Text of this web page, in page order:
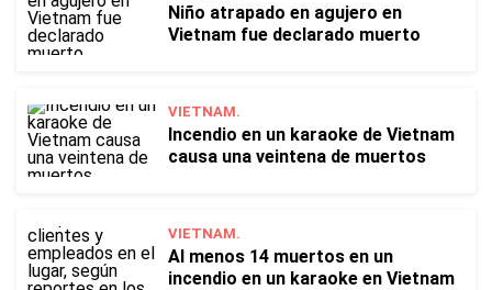
Niño atrapado en agujero en
Vietnam fue declarado muerto
VIETNAM.
Incendio en un karaoke de Vietnam
causa una veintena de muertos
VIETNAM.
Al menos 14 muertos en un
incendio en un karaoke en Vietnam